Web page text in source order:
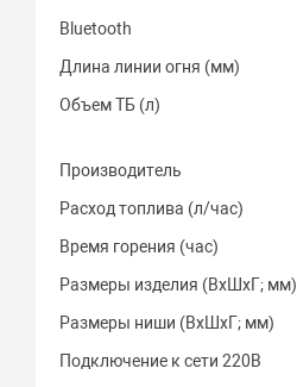
Bluetooth
Длина линии огня (мм)
Объем ТБ (л)
Производитель
Расход топлива (л/час)
Время горения (час)
Размеры изделия (ВхШхГ; мм)
Размеры ниши (ВхШхГ; мм)
Подключение к сети 220В